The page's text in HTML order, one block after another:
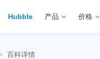
Hubble 产品 价格
百科详情